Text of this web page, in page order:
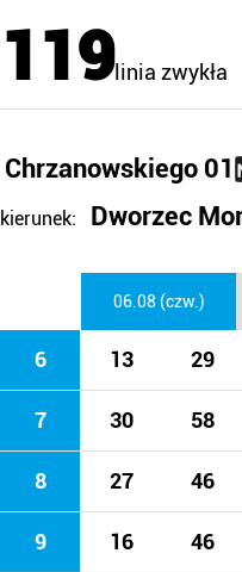
119linia zwykła
Chrzanowskiego 01
kierunek: Dworzec
06.08 (czw.)
6 13 29
7 30 58
8 27 46
9 16 46